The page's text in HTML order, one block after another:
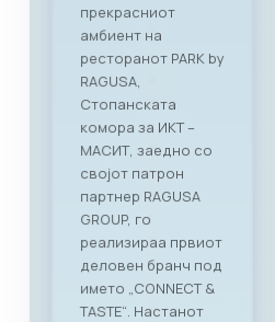
прекрасниот
амбиент на
ресторанот PARK by
RAGUSA,
Стопанската
комора за ИКТ –
МАСИТ, заедно со
својот патрон
партнер RAGUSA
GROUP, го
реализираа првиот
деловен бранч под
името „CONNECT &
TASTE“. Настанот